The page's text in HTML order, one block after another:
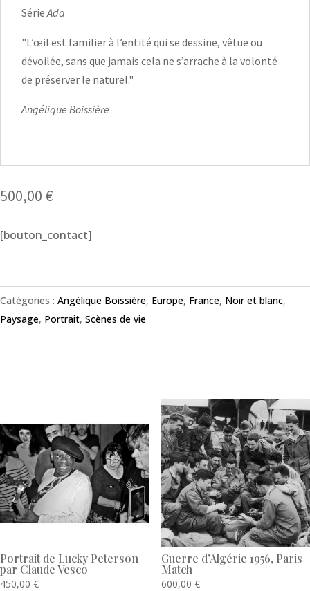
Série Ada
"L’œil est familier à l’entité qui se dessine, vêtue ou
dévoilée, sans que jamais cela ne s’arrache à la volonté
de préserver le naturel."
Angélique Boissière
500,00 €
[bouton_contact]
Catégories : Angélique Boissière, Europe, France, Noir et blanc,
Paysage, Portrait, Scènes de vie
Portrait de Lucky Peterson
par Claude Vesco
450,00 €
Guerre d’Algérie 1956, Paris
Match
600,00 €